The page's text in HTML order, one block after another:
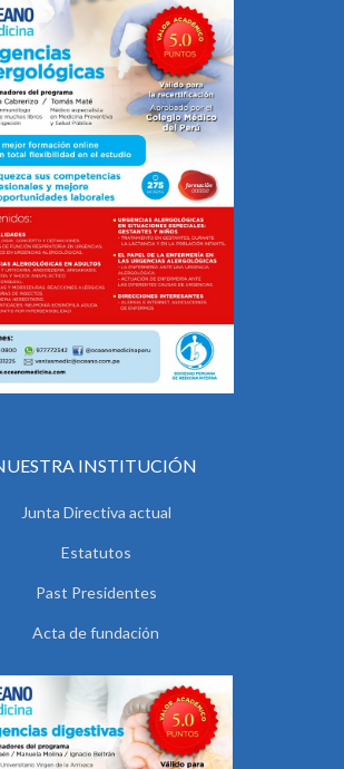
INSTITUCIÓN
Junta Directiva actual
Estatutos
Past Presidentes
Acta de fundación